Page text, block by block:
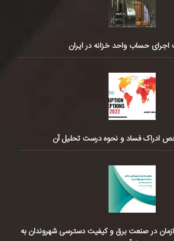
حساب واحد خزانه در ایران
ادراک فساد و نحوه درست تحلیل آن
در صنعت برق و کیفیت دسترسی شهروندان به